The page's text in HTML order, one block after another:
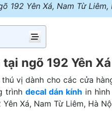
192 Yên Xá, Nam Từ Liêm,
ngõ 192 Yên Xá
vị dành cho các cửa
trình decal dán kính in
Xá, Nam Từ Liêm, Hà